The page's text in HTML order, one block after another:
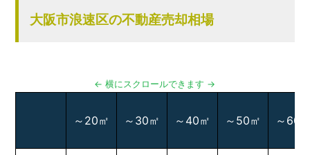
大阪市浪速区の不動産売却相場
～20㎡ ～30㎡ ～40㎡ ～50㎡ ～60